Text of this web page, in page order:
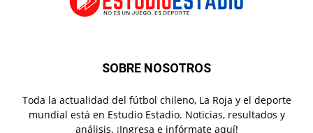
SOBRE NOSOTROS
Toda la actualidad del fútbol chileno, La Roja y el deporte
mundial está en Estudio Estadio. Noticias, resultados y
análisis. ¡Ingresa e infórmate aquí!